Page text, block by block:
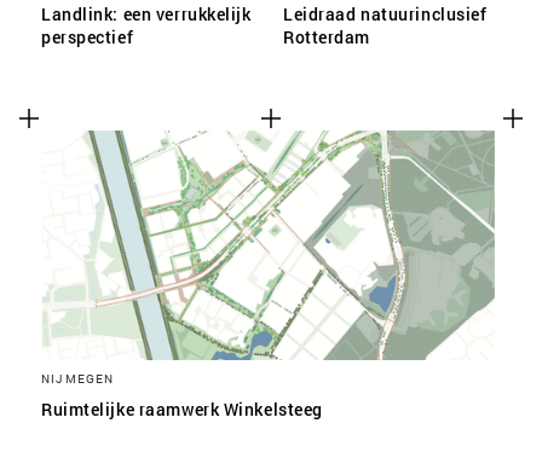
Landlink: een verrukkelijk
perspectief
Leidraad natuurinclusief
Rotterdam
NIJMEGEN
Ruimtelijke raamwerk Winkelsteeg